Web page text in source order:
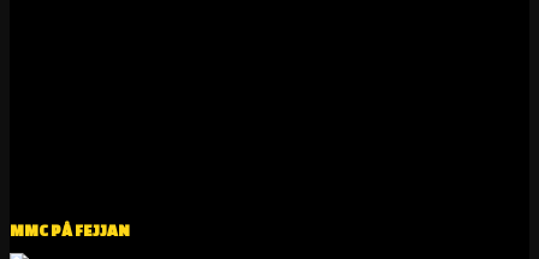
MMC PÅ FEJJAN